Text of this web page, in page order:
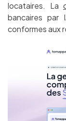
locataires. La
bancaires par
conformes aux